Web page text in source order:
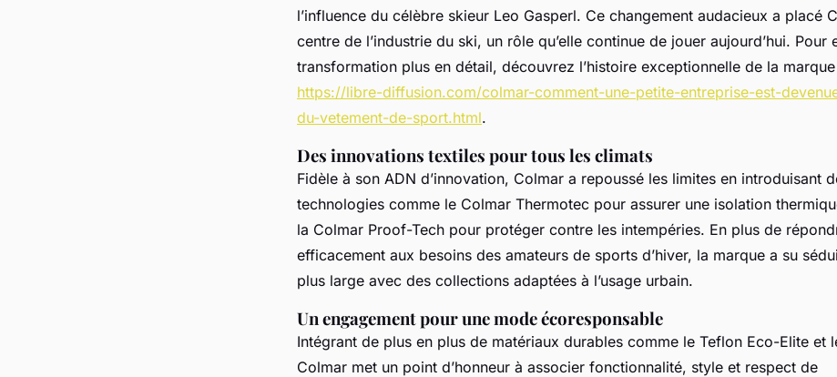
l’influence du célèbre skieur Leo Gasperl. Ce changement audacieux a placé
centre de l’industrie du ski, un rôle qu’elle continue de jouer aujourd’hui. Pour
transformation plus en détail, découvrez l’histoire exceptionnelle de la
https://libre-diffusion.com/colmar-comment-une-petite-entreprise-est-
du-vetement-de-sport.html.
Des innovations textiles pour tous les climats
Fidèle à son ADN d’innovation, Colmar a repoussé les limites en introduisant
technologies comme le Colmar Thermotec pour assurer une isolation
la Colmar Proof-Tech pour protéger contre les intempéries. En plus de
efficacement aux besoins des amateurs de sports d’hiver, la marque a su
plus large avec des collections adaptées à l’usage urbain.
Un engagement pour une mode écoresponsable
Intégrant de plus en plus de matériaux durables comme le Teflon Eco-Elite et
Colmar met un point d’honneur à associer fonctionnalité, style et respect de